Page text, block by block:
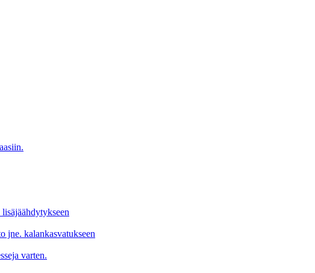
jne. kalankasvatukseen
varten.